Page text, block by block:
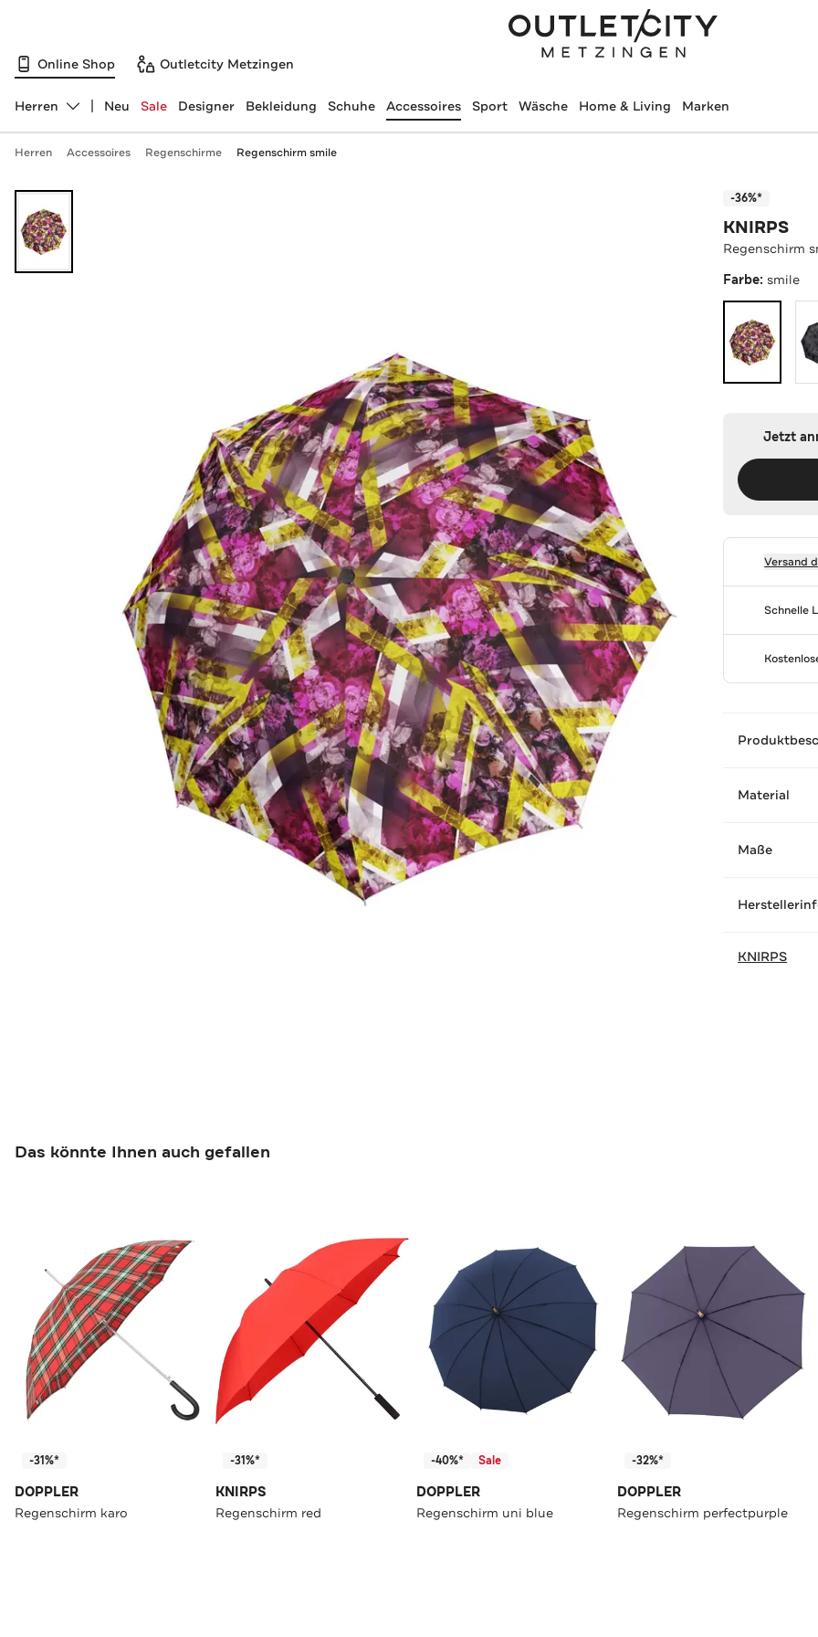
Online Shop Outletcity Metzingen
Abteilung ändern, ausgewählt:
Herren Neu Sale Designer Bekleidung Schuhe Accessoires Sport Wäsche Home & Living Marken
Herren Accessoires Regenschirme Regenschirm smile
-36%*
KNIRPS
Regenschirm
Farbe: smile
Jetzt
Versand
Schnelle
Material
Maße
KNIRPS
Das könnte Ihnen auch gefallen
-31%*
DOPPLER
Regenschirm karo
-31%*
KNIRPS
Regenschirm red
-40%* Sale
DOPPLER
Regenschirm uni blue
-32%*
DOPPLER
Regenschirm perfectpurple